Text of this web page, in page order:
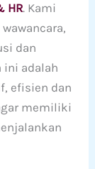
HR. Kami
dan
ini adalah
efisien dan
memiliki